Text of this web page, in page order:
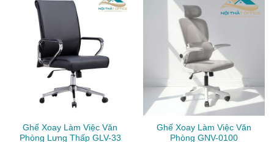
Ghế Xoay Làm Việc Văn
Phòng Lưng Thấp GLV-33
Ghế Xoay Làm Việc Văn
Phòng GNV-0100